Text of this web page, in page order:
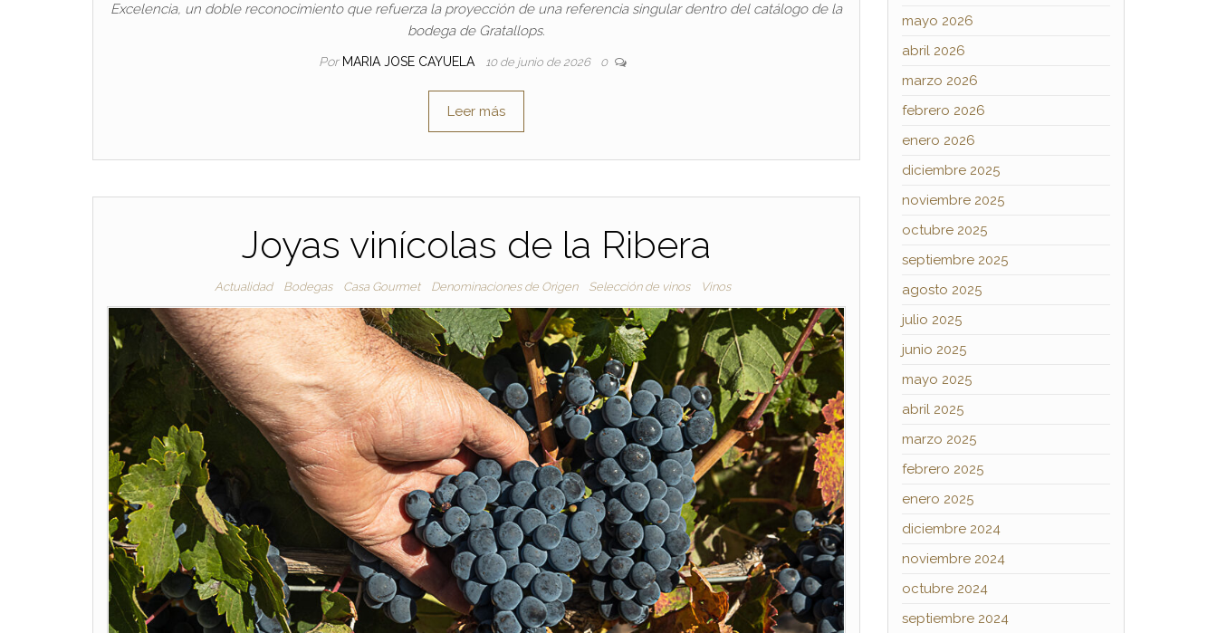
Excelencia, un doble reconocimiento que refuerza la proyección de una referencia singular dentro del catálogo de la
bodega de Gratallops.
Por MARIA JOSE CAYUELA 10 de junio de 2026 0
Leer más
Joyas vinícolas de la Ribera
Actualidad Bodegas Casa Gourmet Denominaciones de Origen Selección de vinos Vinos
mayo 2026
abril 2026
marzo 2026
febrero 2026
enero 2026
diciembre 2025
noviembre 2025
octubre 2025
septiembre 2025
agosto 2025
julio 2025
junio 2025
mayo 2025
abril 2025
marzo 2025
febrero 2025
enero 2025
diciembre 2024
noviembre 2024
octubre 2024
septiembre 2024